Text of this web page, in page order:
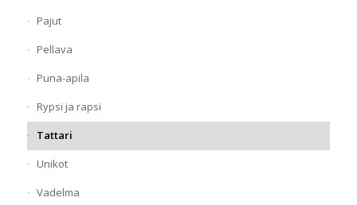
Pajut
Pellava
Puna-apila
Rypsi ja rapsi
Tattari
Unikot
Vadelma